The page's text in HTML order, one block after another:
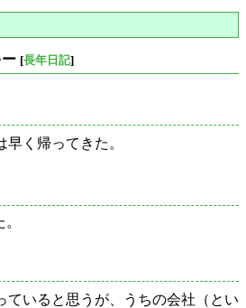
[長年日記]
く帰ってきた。
ていると思うが、うちの会社（とい